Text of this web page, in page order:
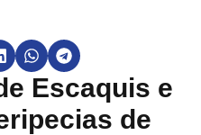
Escaquis e
de